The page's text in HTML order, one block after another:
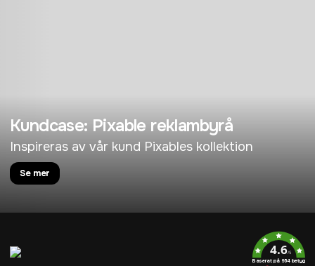
Kundcase: Pixable reklambyrå
Inspireras av vår kund Pixables kollektion
Se mer
4.6/5
Baserat på 954 betyg